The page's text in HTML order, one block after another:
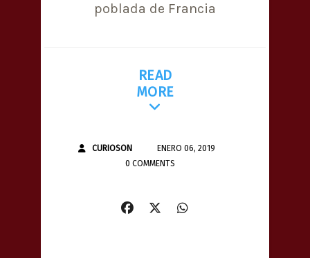
poblada de Francia
READ
MORE
CURIOSON
ENERO 06, 2019
0 COMMENTS